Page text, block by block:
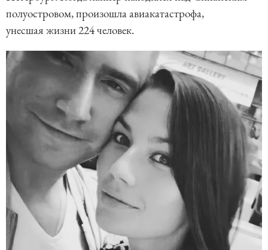
полуостровом, произошла авиакатастрофа,
унесшая жизни 224 человек.